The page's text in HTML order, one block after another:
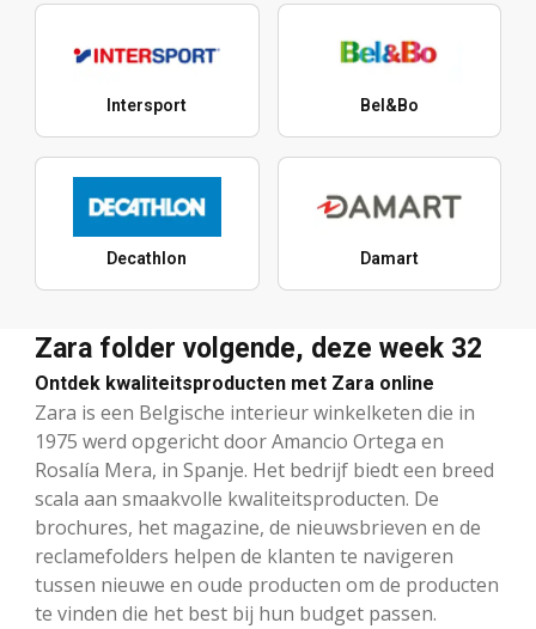
Intersport Bel&Bo
Decathlon Damart
Zara folder volgende, deze week 32
Ontdek kwaliteitsproducten met Zara online
Zara is een Belgische interieur winkelketen die in
1975 werd opgericht door Amancio Ortega en
Rosalía Mera, in Spanje. Het bedrijf biedt een breed
scala aan smaakvolle kwaliteitsproducten. De
brochures, het magazine, de nieuwsbrieven en de
reclamefolders helpen de klanten te navigeren
tussen nieuwe en oude producten om de producten
te vinden die het best bij hun budget passen.